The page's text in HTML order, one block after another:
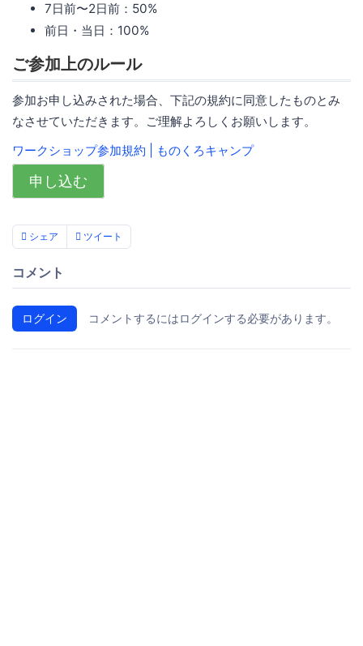
7日前〜2日前：50%
前日・当日：100%
ご参加上のルール
参加お申し込みされた場合、下記の規約に同意したものとみ
なさせていただきます。ご理解よろしくお願いします。
ワークショップ参加規約 | ものくろキャンプ
申し込む
シェア ツイート
コメント
ログイン コメントするにはログインする必要があります。